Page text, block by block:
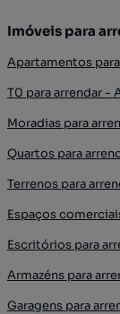
Imóveis para
Apartamentos
T0 para arrendar -
Moradias para
Quartos para
Terrenos para
Espaços
Escritórios para
Armazéns para
Garagens para